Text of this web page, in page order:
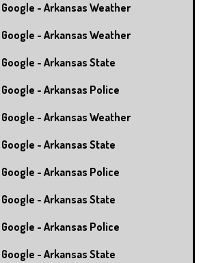
- Arkansas Weather
- Arkansas Weather
- Arkansas State
- Arkansas Police
- Arkansas Weather
- Arkansas State
- Arkansas Police
- Arkansas State
- Arkansas Police
- Arkansas State